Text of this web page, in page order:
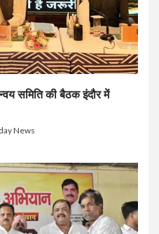
समिति की बैठक इंदौर में
News